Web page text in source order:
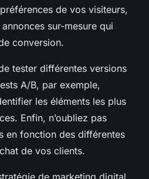
de vos visiteurs,
sur-mesure qui
conversion.
tester différentes versions
A/B, par exemple,
les éléments les plus
Enfin, n’oubliez pas
en fonction des différentes
de vos clients.